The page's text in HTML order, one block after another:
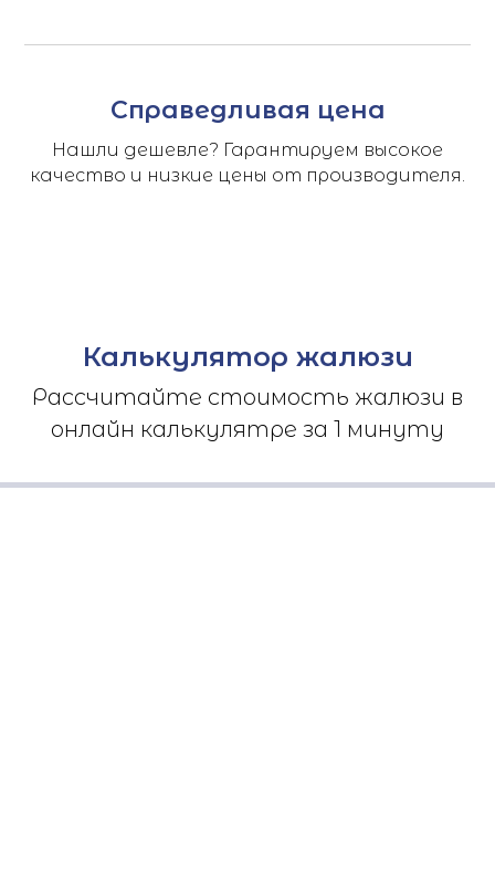
Справедливая цена
Нашли дешевле? Гарантируем высокое
качество и низкие цены от производителя.
Калькулятор жалюзи
Рассчитайте стоимость жалюзи в
онлайн калькулятре за 1 минуту